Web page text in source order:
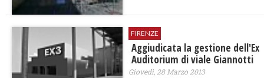
FIRENZE
Aggiudicata la gestione dell'Ex
Auditorium di viale Giannotti
Giovedì, 28 Marzo 2013